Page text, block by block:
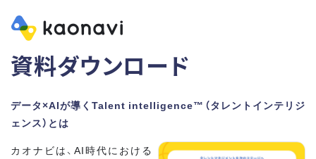
資料ダウンロード
データ×AIが導くTalent intelligence™（タレントインテリジ
ェンス）とは
カオナビは、AI時代における